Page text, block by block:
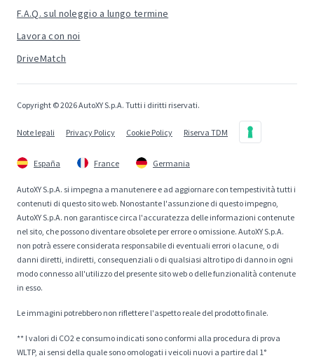
F.A.Q. sul noleggio a lungo termine
Lavora con noi
DriveMatch
Copyright © 2026 AutoXY S.p.A. Tutti i diritti riservati.
Note legali Privacy Policy Cookie Policy Riserva TDM
España France Germania
AutoXY S.p.A. si impegna a manutenere e ad aggiornare con tempestività tutti i
contenuti di questo sito web. Nonostante l'assunzione di questo impegno,
AutoXY S.p.A. non garantisce circa l'accuratezza delle informazioni contenute
nel sito, che possono diventare obsolete per errore o omissione. AutoXY S.p.A.
non potrà essere considerata responsabile di eventuali errori o lacune, o di
danni diretti, indiretti, consequenziali o di qualsiasi altro tipo di danno in ogni
modo connesso all'utilizzo del presente sito web o delle funzionalità contenute
in esso.
Le immagini potrebbero non riflettere l'aspetto reale del prodotto finale.
** I valori di CO2 e consumo indicati sono conformi alla procedura di prova
WLTP, ai sensi della quale sono omologati i veicoli nuovi a partire dal 1°